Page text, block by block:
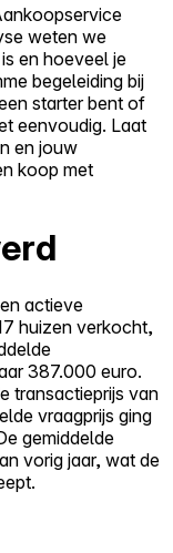
weten we
en hoeveel je
begeleiding bij
starter bent of
eenvoudig. Laat
en jouw
koop met
actieve
huizen verkocht,
387.000 euro.
transactieprijs van
vraagprijs ging
gemiddelde
vorig jaar, wat de